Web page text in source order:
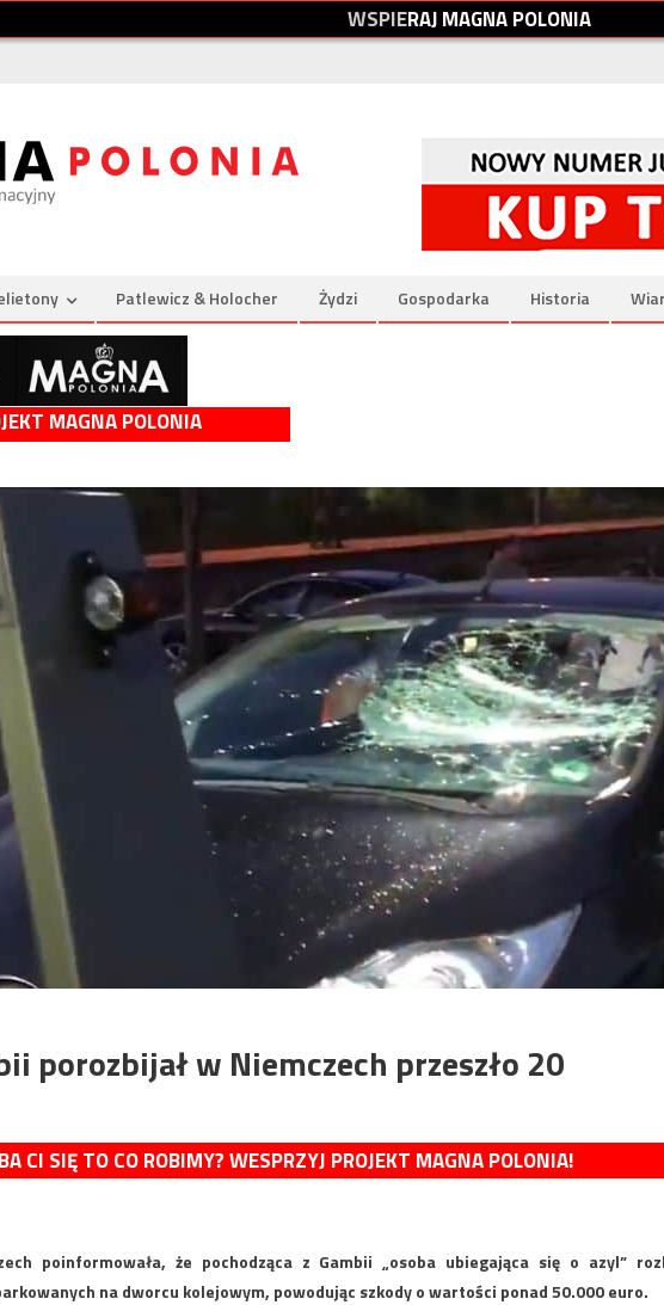
WSPIERAJMAGNAPOLONIA
Patlewicz & Holocher Żydzi Gospodarka Historia
MAGNA POLONIA
porozbijał w Niemczech przeszło 20
CI SIĘ TO CO ROBIMY? WESPRZYJ PROJEKT MAGNA POLONIA!
poinformowała, że pochodząca z Gambii „osoba ubiegająca się o azyl”
na dworcu kolejowym, powodując szkody o wartości ponad 50.000 euro.